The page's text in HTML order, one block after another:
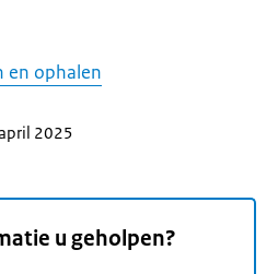
en ophalen
2025
u geholpen?